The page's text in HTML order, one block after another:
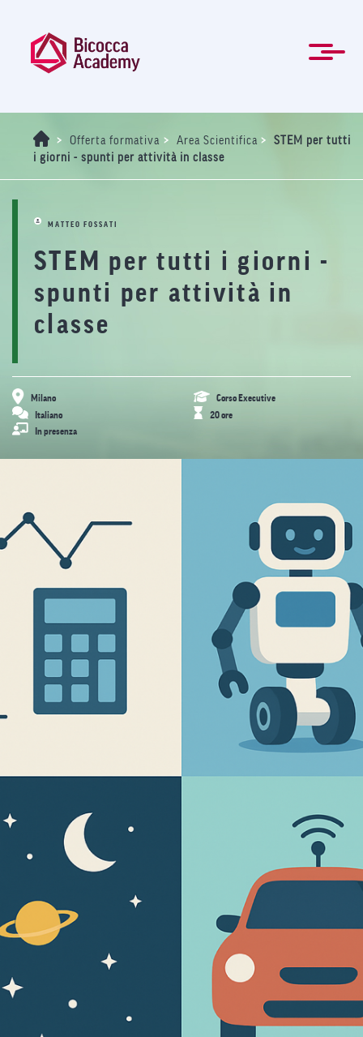
Home
Chi Siamo
La Mission
Organi
Modulistica
Contatti
Agevolazioni
Master e Corsi di perfezionamento
Formazione manageriale e professionale
News
FAQ
Per le Aziende
ENG
> Offerta formativa > Area Scientifica >
STEM per tutti
i giorni - spunti per attività in classe
MATTEO FOSSATI
STEM per tutti i giorni -
spunti per attività in
classe
Milano
Corso Executive
Italiano
20 ore
In presenza
Presentazione
Titoli di ammissione e iscrizioni
Le STEM sono pervasive nella vita quotidiana.
Eppure, l'Unione Europea si trova a fronteggiare
una carenza di oltre 2 milioni di professionisti e
professioniste delle STEM con appena un quarto
della popolazione studentesca di scuole superiori
in campo scientifico-tecnologico. Questo corso
ha come obiettivo l'incoraggiare un'esperienza
positiva delle discipline STEM durante l'intero
ciclo di istruzione, con particolare riferimento al